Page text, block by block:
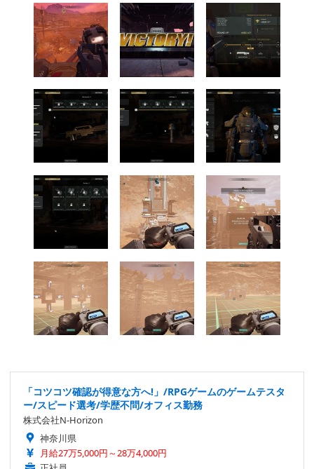
「コツコツ確認が得意な方へ!」/RPGゲームのゲームテスタ
ー/スピード選考/学歴不問/オフィス勤務
株式会社N-Horizon
神奈川県
月給27万5,000円～28万4,000円